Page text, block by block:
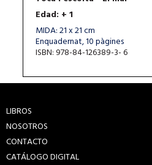
Edad: + 1
MIDA: 21 x 21 cm
Enquadernat, 10 pàgines
ISBN: 978-84-126389-3- 6
LIBROS
NOSOTROS
CONTACTO
CATÁLOGO DIGITAL